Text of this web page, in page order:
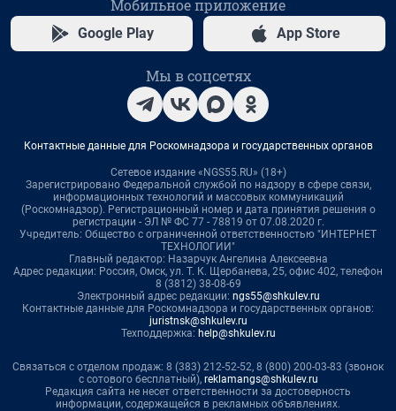
Мобильное приложение
Google Play App Store
Мы в соцсетях
Контактные данные для Роскомнадзора и государственных органов
Сетевое издание «NGS55.RU» (18+)
Зарегистрировано Федеральной службой по надзору в сфере связи,
информационных технологий и массовых коммуникаций
(Роскомнадзор). Регистрационный номер и дата принятия решения о
регистрации - ЭЛ № ФС 77 - 78819 от 07.08.2020 г.
Учредитель: Общество с ограниченной ответственностью "ИНТЕРНЕТ
ТЕХНОЛОГИИ"
Главный редактор: Назарчук Ангелина Алексеевна
Адрес редакции: Россия, Омск, ул. Т. К. Щербанева, 25, офис 402, телефон
8 (3812) 38-08-69
Электронный адрес редакции: ngs55@shkulev.ru
Контактные данные для Роскомнадзора и государственных органов:
juristnsk@shkulev.ru
Техподдержка: help@shkulev.ru
Связаться с отделом продаж: 8 (383) 212-52-52, 8 (800) 200-03-83 (звонок
с сотового бесплатный), reklamangs@shkulev.ru
Редакция сайта не несет ответственности за достоверность
информации, содержащейся в рекламных объявлениях.